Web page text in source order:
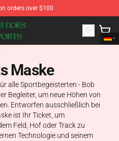
orders over $100
Official Bob Does Sports
Maske
alle Sportbegeisterten - Bob
Begleiter, um neue Höhen von
Entworfen ausschließlich bei
ist Ihr Ticket, um
Feld, Hof oder Track zu
Technologie und seinem